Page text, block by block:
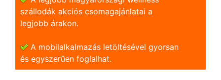
szállodák akciós csomagajánlatai a
legjobb árakon.
A mobilalkalmazás letöltésével gyorsan
és egyszerũen foglalhat.